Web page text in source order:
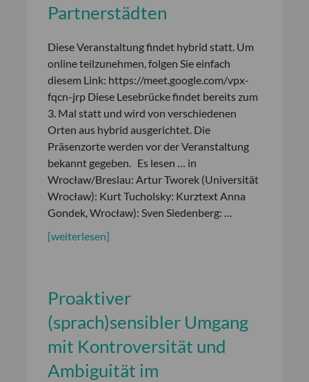
Partnerstädten
Diese Veranstaltung findet hybrid statt. Um
online teilzunehmen, folgen Sie einfach
diesem Link: https://meet.google.com/vpx-
fqcn-jrp Diese Lesebrücke findet bereits zum
3. Mal statt und wird von verschiedenen
Orten aus hybrid ausgerichtet. Die
Präsenzorte werden vor der Veranstaltung
bekannt gegeben. Es lesen … in
Wrocław/Breslau: Artur Tworek (Universität
Wrocław): Kurt Tucholsky: Kurztext Anna
Gondek, Wrocław): Sven Siedenberg: …
[weiterlesen]
Proaktiver
(sprach)sensibler Umgang
mit Kontroversität und
Ambiguität im